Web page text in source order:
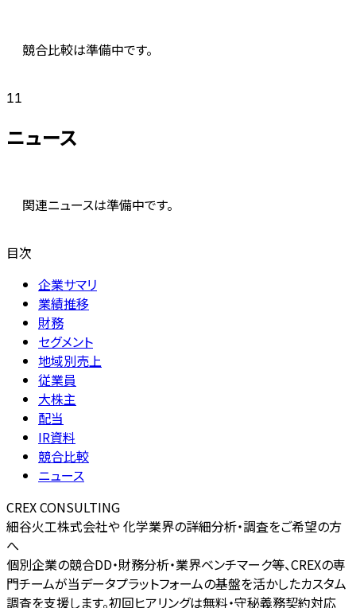
競合比較は準備中です。
11
ニュース
関連ニュースは準備中です。
目次
企業サマリ
業績推移
財務
セグメント
地域別売上
従業員
大株主
配当
IR資料
競合比較
ニュース
CREX CONSULTING
細谷火工株式会社や 化学業界の詳細分析・調査をご希望の方
へ
個別企業の競合DD・財務分析・業界ベンチマーク等、CREXの専
門チームが当データプラットフォームの基盤を活かしたカスタム
調査を支援します。初回ヒアリングは無料・守秘義務契約対応